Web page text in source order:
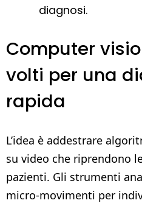
diagnosi.
Computer
volti per una
rapida
L’idea è addestrare
su video che riprendono
pazienti. Gli strumenti
micro‑movimenti per